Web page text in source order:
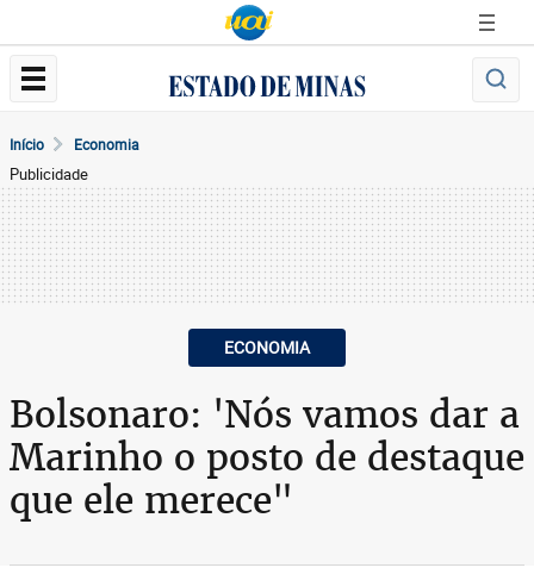
Início Economia
Publicidade
ECONOMIA
Bolsonaro: 'Nós vamos dar a
Marinho o posto de destaque
que ele merece"